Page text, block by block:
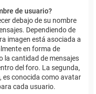
de usuario?
debajo de su nombre
Dependiendo de
imagen está asociada a
en forma de
la cantidad de mensajes
del foro. La segunda,
es conocida como avatar
cada usuario.